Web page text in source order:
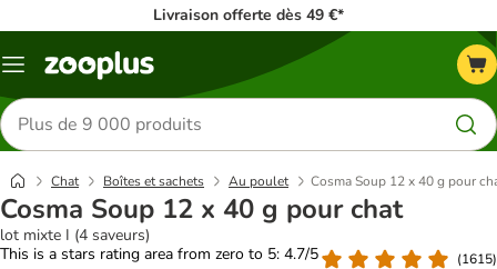
Livraison offerte dès 49 €*
Menu
Rechercher
des
produits
Chat Boîtes et sachets Au poulet Cosma Soup 12 x 40 g pour
Cosma Soup 12 x 40 g pour chat
lot mixte I (4 saveurs)
This is a stars rating area from zero to 5: 4.7/5
(1615)